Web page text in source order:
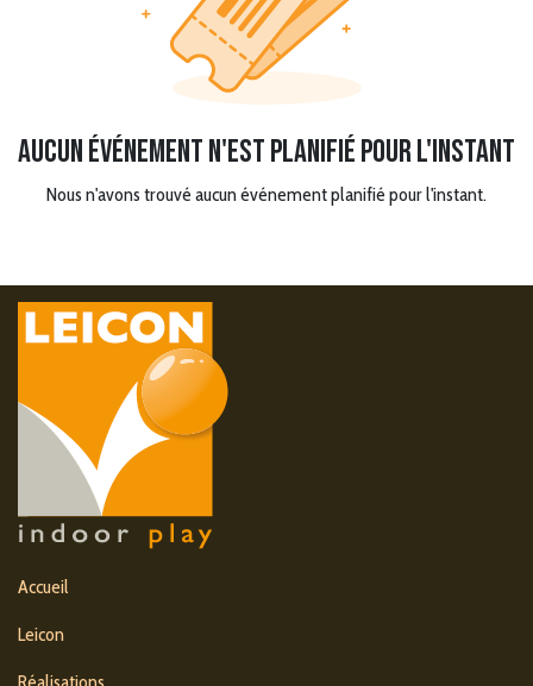
Aucun événement n'est planifié pour l'instant
Nous n'avons trouvé aucun événement planifié pour l'instant.
Accueil
Leicon